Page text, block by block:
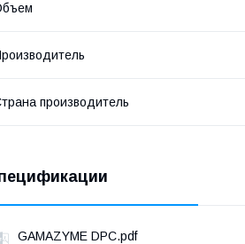
производитель
GAMAZYME DPC.pdf